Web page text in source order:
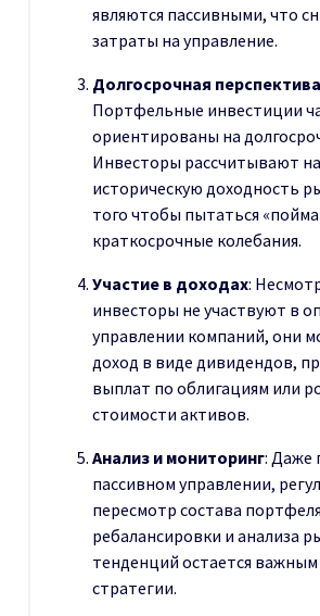
являются пассивными, что
затраты на управление.
Долгосрочная перспектива
Портфельные инвестиции
ориентированы на
Инвесторы рассчитывают на
историческую доходность
того чтобы пытаться
краткосрочные колебания.
Участие в доходах:
инвесторы не участвуют в
управлении компаний, они
доход в виде дивидендов,
выплат по облигациям или
стоимости активов.
Анализ и мониторинг: Даже
пассивном управлении,
пересмотр состава
ребалансировки и анализа
тенденций остается
стратегии.